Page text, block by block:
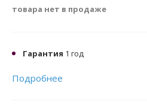
товара нет в продаже
Гарантия 1 год
Подробнее